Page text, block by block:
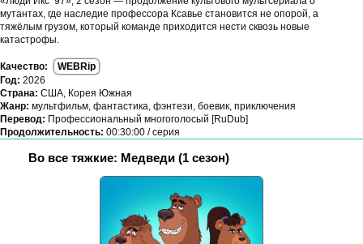
мутантах, где наследие профессора Ксавье становится не опорой, а
тяжёлым грузом, который команде приходится нести сквозь новые
катастрофы.
Качество:
WEBRip
Год: 2026
Страна: США, Корея Южная
Жанр: мультфильм, фантастика, фэнтези, боевик, приключения
Перевод: Профессиональный многоголосый [RuDub]
Продолжительность: 00:30:00 / серия
Во все тяжкие: Медведи (1 сезон)